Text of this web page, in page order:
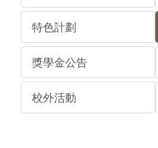
特色計劃
獎學金公告
校外活動